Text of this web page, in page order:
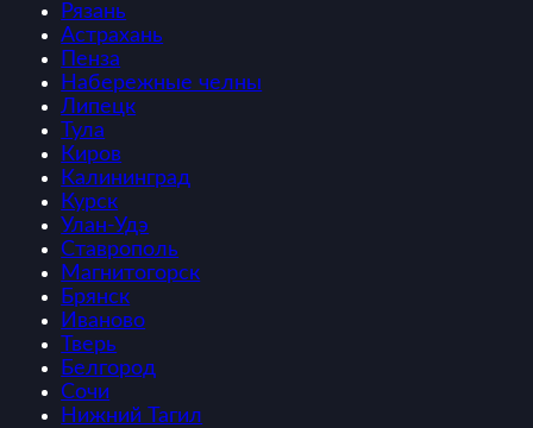
Рязань
Астрахань
Пенза
Набережные челны
Липецк
Тула
Киров
Калининград
Курск
Улан-Удэ
Ставрополь
Магнитогорск
Брянск
Иваново
Тверь
Белгород
Сочи
Нижний Тагил